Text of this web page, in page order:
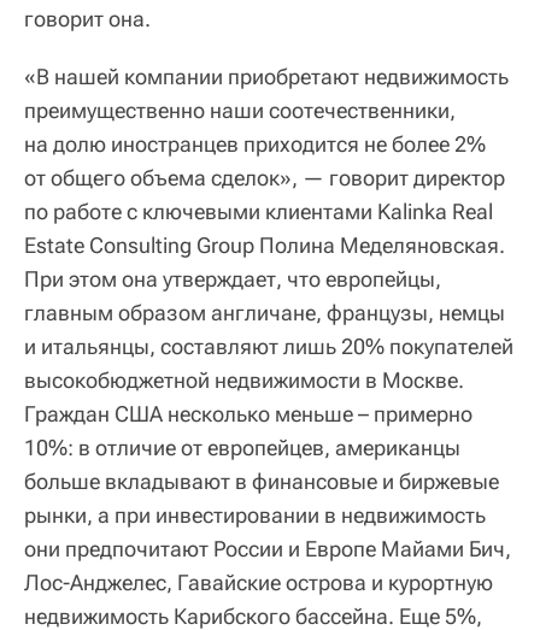
говорит она.
«В нашей компании приобретают недвижимость
преимущественно наши соотечественники,
на долю иностранцев приходится не более 2%
от общего объема сделок», — говорит директор
по работе с ключевыми клиентами Kalinka Real
Estate Consulting Group Полина Меделяновская.
При этом она утверждает, что европейцы,
главным образом англичане, французы, немцы
и итальянцы, составляют лишь 20% покупателей
высокобюджетной недвижимости в Москве.
Граждан США несколько меньше – примерно
10%: в отличие от европейцев, американцы
больше вкладывают в финансовые и биржевые
рынки, а при инвестировании в недвижимость
они предпочитают России и Европе Майами Бич,
Лос-Анджелес, Гавайские острова и курортную
недвижимость Карибского бассейна. Еще 5%,